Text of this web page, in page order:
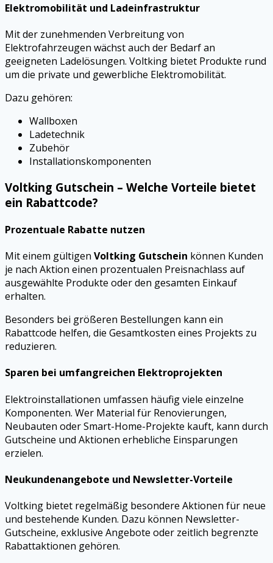
Elektromobilität und Ladeinfrastruktur
Mit der zunehmenden Verbreitung von
Elektrofahrzeugen wächst auch der Bedarf an
geeigneten Ladelösungen. Voltking bietet Produkte rund
um die private und gewerbliche Elektromobilität.
Dazu gehören:
Wallboxen
Ladetechnik
Zubehör
Installationskomponenten
Voltking Gutschein – Welche Vorteile bietet
ein Rabattcode?
Prozentuale Rabatte nutzen
Mit einem gültigen Voltking Gutschein können Kunden
je nach Aktion einen prozentualen Preisnachlass auf
ausgewählte Produkte oder den gesamten Einkauf
erhalten.
Besonders bei größeren Bestellungen kann ein
Rabattcode helfen, die Gesamtkosten eines Projekts zu
reduzieren.
Sparen bei umfangreichen Elektroprojekten
Elektroinstallationen umfassen häufig viele einzelne
Komponenten. Wer Material für Renovierungen,
Neubauten oder Smart-Home-Projekte kauft, kann durch
Gutscheine und Aktionen erhebliche Einsparungen
erzielen.
Neukundenangebote und Newsletter-Vorteile
Voltking bietet regelmäßig besondere Aktionen für neue
und bestehende Kunden. Dazu können Newsletter-
Gutscheine, exklusive Angebote oder zeitlich begrenzte
Rabattaktionen gehören.